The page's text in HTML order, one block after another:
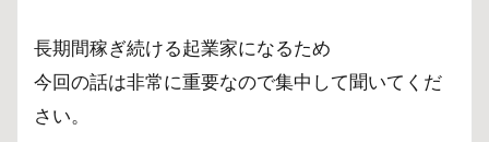
長期間稼ぎ続ける起業家になるため
今回の話は非常に重要なので集中して聞いてくだ
さい。